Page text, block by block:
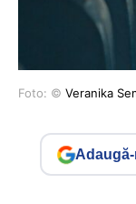
Foto: © Veranika